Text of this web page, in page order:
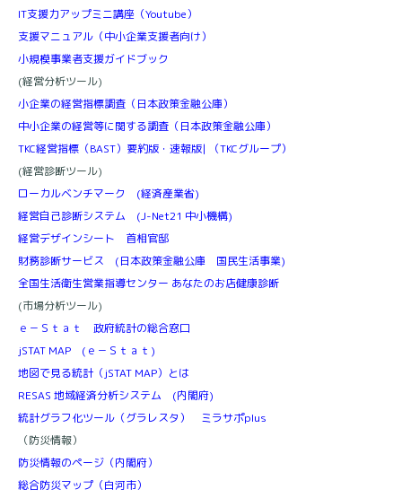
IT支援力アップミニ講座（Youtube）
支援マニュアル（中小企業支援者向け）
小規模事業者支援ガイドブック
(経営分析ツール)
小企業の経営指標調査（日本政策金融公庫）
中小企業の経営等に関する調査（日本政策金融公庫）
TKC経営指標（BAST）要約版・速報版| （TKCグループ）
(経営診断ツール)
ローカルベンチマーク (経済産業省)
経営自己診断システム (J-Net21 中小機構)
経営デザインシート 首相官邸
財務診断サービス (日本政策金融公庫 国民生活事業)
全国生活衛生営業指導センター あなたのお店健康診断
(市場分析ツール)
ｅ－Ｓｔａｔ 政府統計の総合窓口
jSTAT MAP (ｅ－Ｓｔａｔ)
地図で見る統計（jSTAT MAP）とは
RESAS 地域経済分析システム (内閣府)
統計グラフ化ツール（グラレスタ） ミラサポplus
（防災情報）
防災情報のページ（内閣府）
総合防災マップ（白河市）